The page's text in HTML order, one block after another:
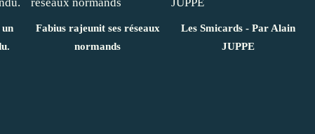
Fabius rajeunit ses réseaux
normands
Les Smicards - Par Alain
JUPPE